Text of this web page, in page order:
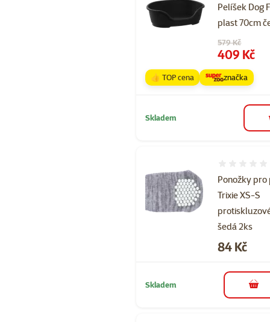
Pelíšek Dog
plast 70cm
Původní cena
579 Kč
Cena
409 Kč
👍 TOP cena značka
Skladem
Ponožky pro
Trixie XS-S
šedá 2ks
Cena
84 Kč
Skladem do